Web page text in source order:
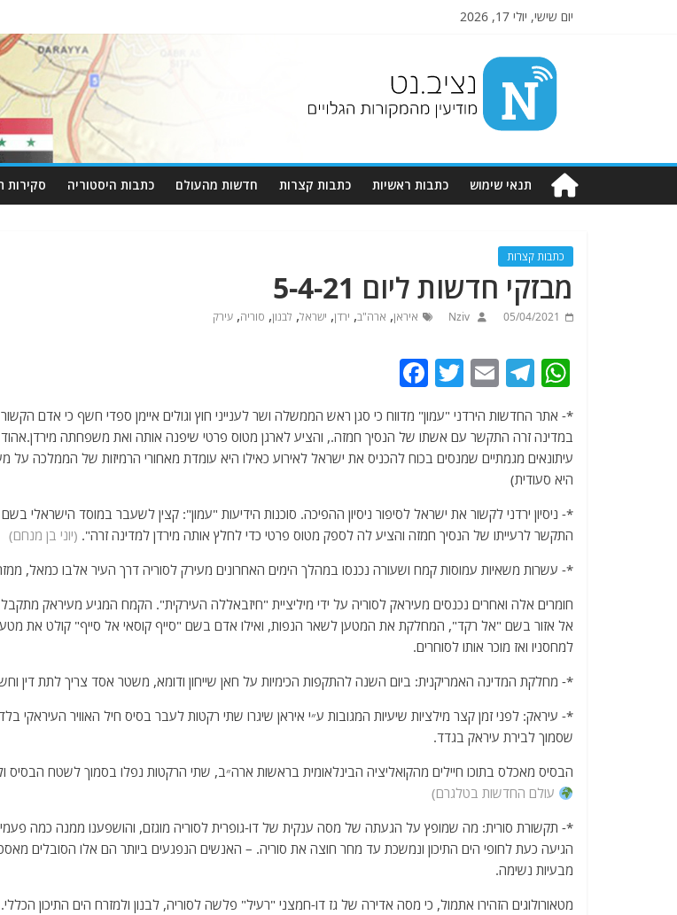
יום שישי, יולי 17, 2026
Nziv.net
מודיעין
מהמקורות
תנאי שימוש כתבות ראשיות כתבות קצרות חדשות מהעולם כתבות היסטוריה סקירות
כתבות קצרות
מבזקי חדשות ליום 5-4-21
05/04/2021
Nziv איראן, ארה"ב, ירדן, ישראל, לבנון, סוריה, עירק
W
at
s
A
p
p
T
e
g
m
E
ai
l
T
itt
er
c
e
o
o
k
*- אתר החדשות הירדני "עמון" מדווח כי סגן ראש הממשלה ושר לענייני חוץ וגולים איימן ספדי חשף כי אדם הקשור
במדינה זרה התקשר עם אשתו של הנסיך חמזה., והציע לארגן מטוס פרטי שיפנה אותה ואת משפחתה מירדן.אהוד
עיתונאים מגמתיים שמנסים בכוח להכניס את ישראל לאירוע כאילו היא עומדת מאחורי הרמיזות של הממלכה על
היא סעודית)
*- ניסיון ירדני לקשור את ישראל לסיפור ניסיון ההפיכה. סוכנות הידיעות "עמון": קצין לשעבר במוסד הישראלי
התקשר לרעייתו של הנסיך חמזה והציע לה לספק מטוס פרטי כדי לחלץ אותה מירדן למדינה זרה". (יוני בן מנחם)
*- עשרות משאיות עמוסות קמח ושעורה נכנסו במהלך הימים האחרונים מעירק לסוריה דרך העיר אלבו כמאל,
חומרים אלה ואחרים נכנסים מעיראק לסוריה על ידי מיליציית "חיזבאללה העירקית". הקמח המגיע מעיראק
אל אזור בשם "אל רקד", המחלקת את המטען לשאר הנפות, ואילו אדם בשם "סייף קוסאי אל סייף" קולט את
למחסניו ואז מוכר אותו לסוחרים.
*- מחלקת המדינה האמריקנית: ביום השנה להתקפות הכימיות על חאן שייחון ודומא, משטר אסד צריך לתת דין
*- עיראק: לפני זמן קצר מילציות שיעיות המגובות ע״י איראן שיגרו שתי רקטות לעבר בסיס חיל האוויר העיראקי
שסמוך לבירת עיראק בגדד.
הבסיס מאכלס בתוכו חיילים מהקואליציה הבינלאומית בראשות ארה״ב, שתי הרקטות נפלו בסמוך לשטח הבסיס
עולם החדשות בטלגרם)
*- תקשורת סורית: מה שמופץ על הגעתה של מסה ענקית של דו-גופרית לסוריה מוגזם, והושפענו ממנה כמה
הגיעה כעת לחופי הים התיכון ונמשכת עד מחר חוצה את סוריה. – האנשים הנפגעים ביותר הם אלו הסובלים
מבעיות נשימה.
מטאורולוגים הזהירו אתמול, כי מסה אדירה של גז דו-חמצני "רעיל" פלשה לסוריה, לבנון ולמזרח הים התיכון הכללי.